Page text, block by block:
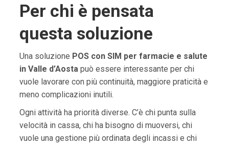
Per chi è pensata
questa soluzione
Una soluzione POS con SIM per farmacie e salute
in Valle d’Aostapuò essere interessante per chi
vuole lavorare con più continuità, maggiore praticità e
meno complicazioni inutili.
Ogni attività ha priorità diverse. C’è chi punta sulla
velocità in cassa, chi ha bisogno di muoversi, chi
vuole una gestione più ordinata degli incassi e chi